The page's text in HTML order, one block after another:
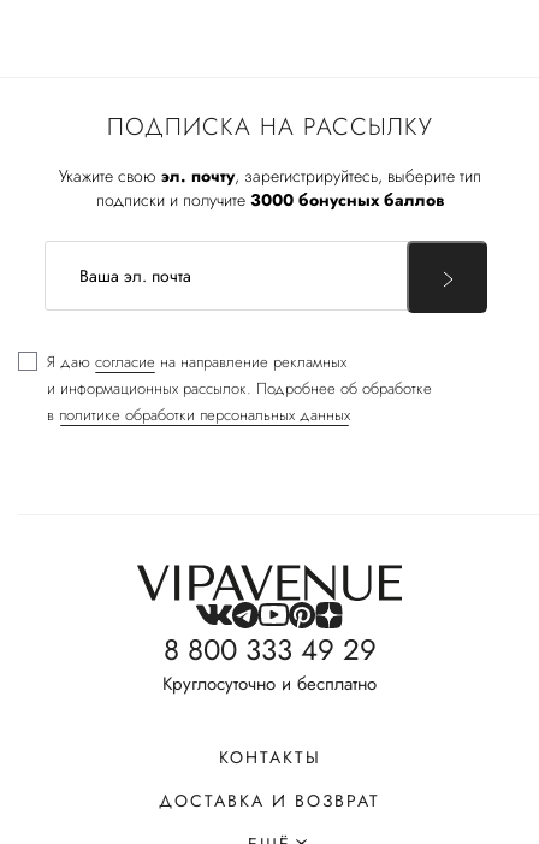
ПОДПИСКА НА РАССЫЛКУ
Укажите свою эл. почту, зарегистрируйтесь, выберите тип
подписки и получите 3000 бонусных баллов
Я даю согласие на направление рекламных
и информационных рассылок. Подробнее об обработке
в политике обработки персональных данных
8 800 333 49 29
Круглосуточно и бесплатно
КОНТАКТЫ
ДОСТАВКА И ВОЗВРАТ